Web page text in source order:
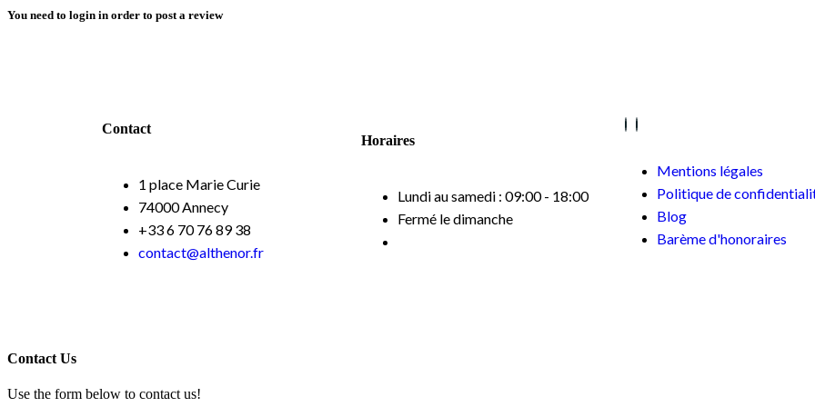
You need to login in order to post a review
Contact
1 place Marie Curie
74000 Annecy
+33 6 70 76 89 38
contact@althenor.fr
Horaires
Lundi au samedi : 09:00 - 18:00
Fermé le dimanche
Mentions légales
Politique de
Blog
Barème d'honoraires
Contact Us
Use the form below to contact us!